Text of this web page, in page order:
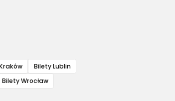
Bilety Lublin
Bilety Wrocław